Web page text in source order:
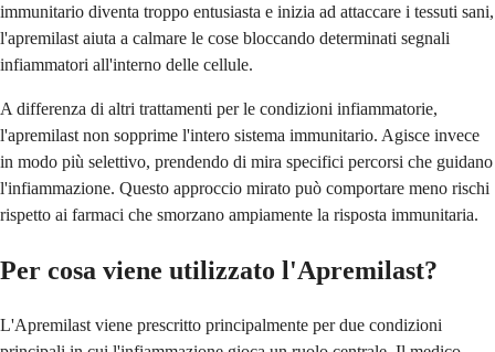
immunitario diventa troppo entusiasta e inizia ad attaccare i tessuti sani,
l'apremilast aiuta a calmare le cose bloccando determinati segnali
infiammatori all'interno delle cellule.
A differenza di altri trattamenti per le condizioni infiammatorie,
l'apremilast non sopprime l'intero sistema immunitario. Agisce invece
in modo più selettivo, prendendo di mira specifici percorsi che guidano
l'infiammazione. Questo approccio mirato può comportare meno rischi
rispetto ai farmaci che smorzano ampiamente la risposta immunitaria.
Per cosa viene utilizzato l'Apremilast?
L'Apremilast viene prescritto principalmente per due condizioni